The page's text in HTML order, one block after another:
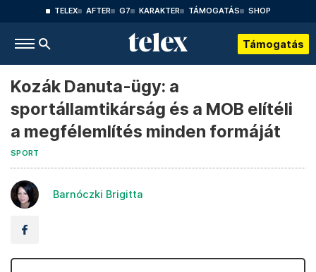
TELEX AFTER G7 KARAKTER TÁMOGATÁS SHOP
Támogatás
Kozák Danuta-ügy: a
sportállamtikárság és a MOB elítéli
a megfélemlítés minden formáját
SPORT
Barnóczki Brigitta